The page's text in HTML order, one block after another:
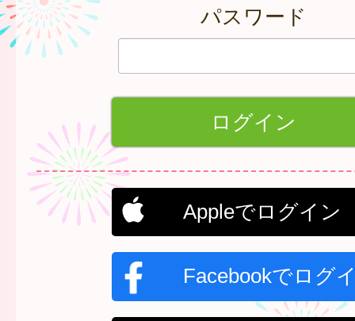
パスワード
Appleでログイン
Facebookでログ